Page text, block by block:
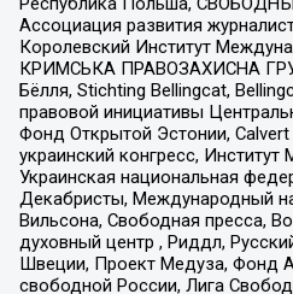
Ассоциация развития
Королевский Институт
КРИМСЬКА ПРАВОЗАХИСНА
Бёлля, Stichting Bellingcat,
правовой инициативы
Фонд Открытой Эстонии,
украинский конгресс,
Украинская национальная
Декабристы, Международный
Вильсона, Свободная пресса,
духовный центр , Риддл,
Швеции, Проект Медуза, Фонд
свободной России, Лига